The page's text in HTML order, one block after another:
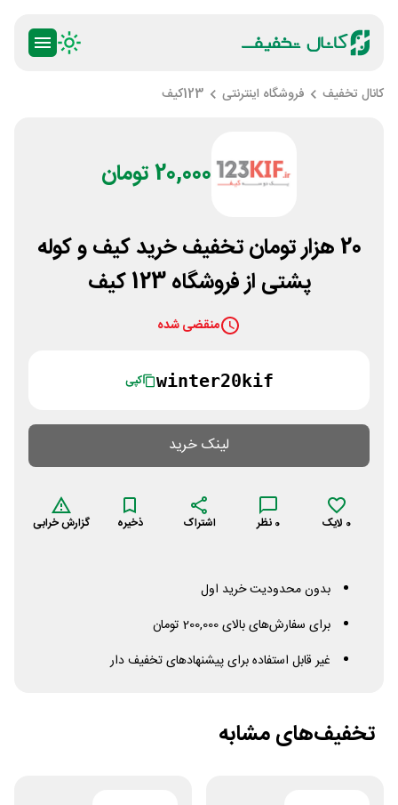
کانال تخفیف فروشگاه اینترنتی 123کیف
20,000 تومان
20 هزار تومان تخفیف خرید کیف و کوله
پشتی از فروشگاه 123 کیف
منقضی شده
winter20kif کپی
لینک خرید
0 لایک 0 نظر اشتراک ذخیره گزارش خرابی
بدون محدودیت خرید اول
برای سفارش‌های بالای 200,000 تومان
غیر قابل استفاده برای پیشنهادهای تخفیف دار
تخفیف‌های مشابه